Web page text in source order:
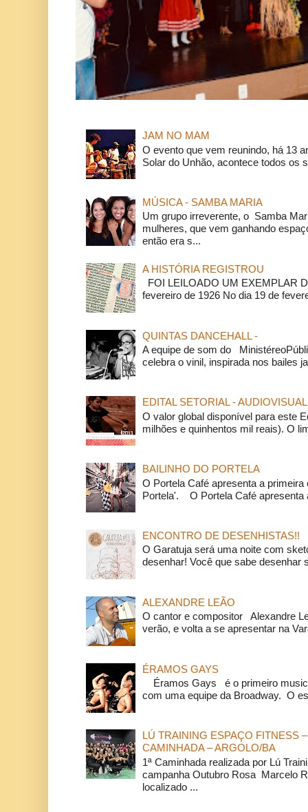
JAM NO MAM
O evento que vem reunindo, há 13
Solar do Unhão, acontece todos os
MÚSICA - SAMBA MARIA
Um grupo irreverente, o Samba
mulheres, que vem ganhando
então era s...
A HISTÓRIA REGISTROU
FOI LEILOADO UM EXEMPLAR
fevereiro de 1926 No dia 19 de
QUINTAS DANCEHALL -
A equipe de som do
celebra o vinil, inspirada nos bailes
EDITAL SETORIAL - AUDIOVISUAL
O valor global disponível para este
milhões e quinhentos mil reais). O
BAILINHO DO PORTELA
O Portela Café apresenta a
Portela'. O Portela Café apresenta
ENCONTRO DE DESENHISTAS!!
O Garatuja será uma noite com
desenhar! Você que sabe desenhar
ALEXANDRE LEÃO
O cantor e compositor Alexandre
verão, e volta a se apresentar na
ÉRAMOS GAYS
Éramos Gays é o primeiro
com uma equipe da Broadway. O
LÚ TRAINING ESPAÇO FITNESS
CAMINHADA – ARGOLO/BA
1ª Caminhada realizada por Lú
campanha Outubro Rosa Marcelo
localizado ...